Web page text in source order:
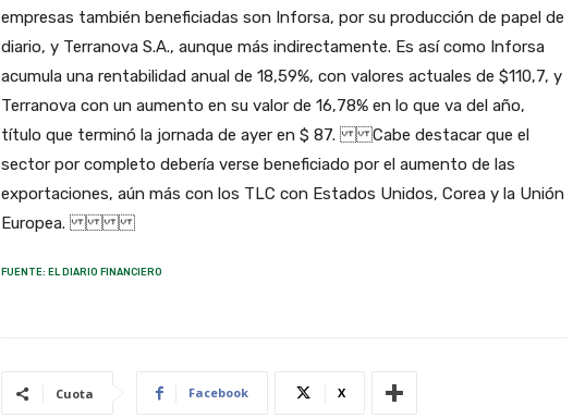
empresas también beneficiadas son Inforsa, por su producción de papel de
diario, y Terranova S.A., aunque más indirectamente. Es así como Inforsa
acumula una rentabilidad anual de 18,59%, con valores actuales de $110,7, y
Terranova con un aumento en su valor de 16,78% en lo que va del año,
título que terminó la jornada de ayer en $ 87. Cabe destacar que el
sector por completo debería verse beneficiado por el aumento de las
exportaciones, aún más con los TLC con Estados Unidos, Corea y la Unión
Europea.
FUENTE: EL DIARIO FINANCIERO
Cuota Facebook X